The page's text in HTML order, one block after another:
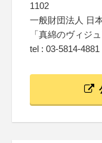
1102
一般財団法人 日
「真綿のヴィジ
tel : 03-5814-4881